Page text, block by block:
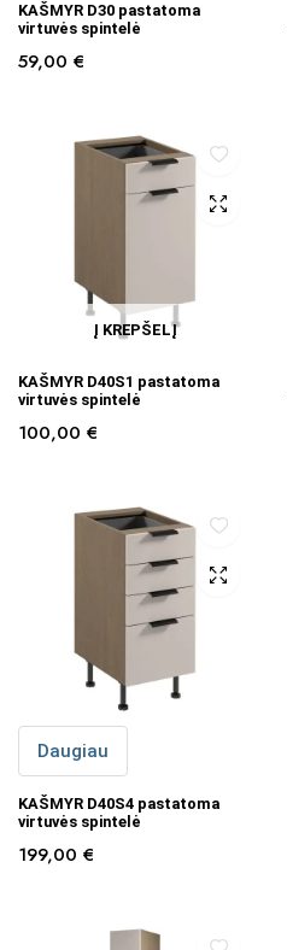
KAŠMYR D30 pastatoma
virtuvės spintelė
59,00 €
Į KREPŠELĮ
KAŠMYR D40S1 pastatoma
virtuvės spintelė
100,00 €
Daugiau
KAŠMYR D40S4 pastatoma
virtuvės spintelė
199,00 €